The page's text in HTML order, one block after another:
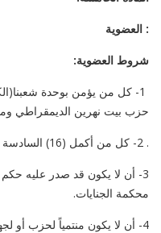
: العضوية
شروط العضوية:
1- كل من يؤمن بوحدة
حزب بيت نهرين الديمقراطي
. 2- كل من أكمل (16) السادسة عشرة له الحق في طلب الإنتماء للحزب
3- أن لا يكون قد صدر عليه
محكمة الجنايات.
4- أن لا يكون منتمياً لحزب أو لجهة أخرى .